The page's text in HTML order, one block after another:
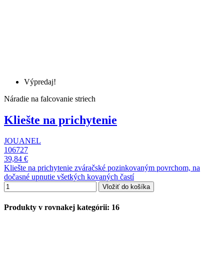
Výpredaj!
Náradie na falcovanie striech
Kliešte na prichytenie
JOUANEL
106727
39,84 €
Kliešte na prichytenie zváračské pozinkovaným povrchom, na
dočasné upnutie všetkých kovaných častí
Vložiť do košíka
Produkty v rovnakej kategórii: 16